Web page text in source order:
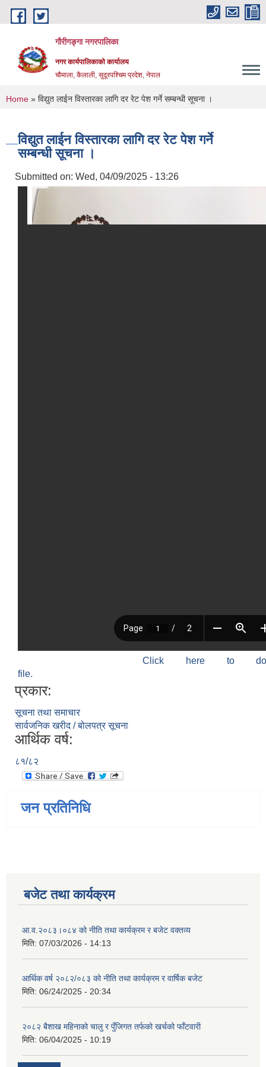
Skip to main content
गौरीगङ्गा नगरपालिका
नगर कार्यपालिकाको कार्यालय
चौमाला, कैलाली, सुदूरपश्चिम प्रदेश, नेपाल
You are here
Home » विद्युत लाईन विस्तारका लागि दर रेट पेश गर्ने सम्बन्धी सूचना ।
विद्युत लाईन विस्तारका लागि दर रेट पेश गर्ने
सम्बन्धी सूचना ।
Submitted on: Wed, 04/09/2025 - 13:26
Click here to
file.
प्रकार:
सूचना तथा समाचार
सार्वजनिक खरीद / बोलपत्र सूचना
आर्थिक वर्ष:
८१/८२
जन प्रतिनिधि
बजेट तथा कार्यक्रम
आ.व.२०८३।०८४ को नीति तथा कार्यक्रम र बजेट वक्तव्य
मिति: 07/03/2026 - 14:13
आर्थिक वर्ष २०८२/०८३ को नीति तथा कार्यक्रम र वार्षिक बजेट
मिति: 06/24/2025 - 20:34
२०८२ बैशाख महिनाको चालु र पुँजिगत तर्फको खर्चको फाँटवारी
मिति: 06/04/2025 - 10:19